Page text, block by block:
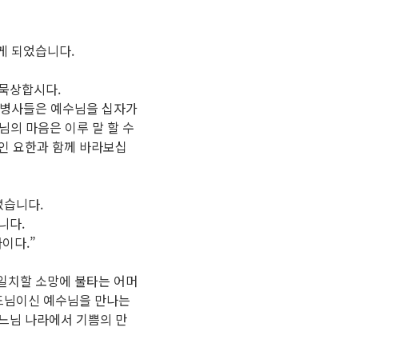
되었습니다.
상합시다.
사들은 예수님을 십자가
의 마음은 이루 말 할 수
요한과 함께 바라보십
습니다.
다.
다.”
치할 소망에 불타는 어머
이신 예수님을 만나는
님 나라에서 기쁨의 만